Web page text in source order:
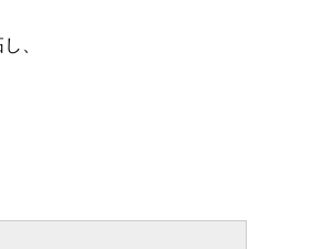
、